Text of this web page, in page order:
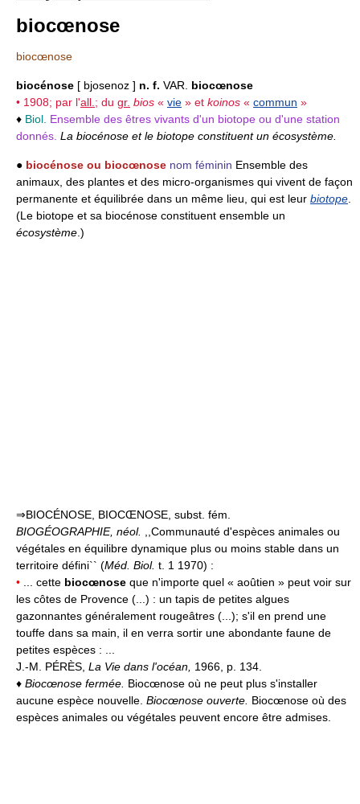
biocœnose
biocœnose
biocénose [ bjosenoz ] n. f. VAR. biocœnose
• 1908; par l'all. ; du gr. bios « vie » et koinos « commun »
♦ Biol. Ensemble des êtres vivants d'un biotope ou d'une station
donnés. La biocénose et le biotope constituent un écosystème.
● biocénose ou biocœnose nom féminin Ensemble des
animaux, des plantes et des micro-organismes qui vivent de façon
permanente et équilibrée dans un même lieu, qui est leur biotope
(Le biotope et sa biocénose constituent ensemble un
écosystème .)
⇒BIOCÉNOSE, BIOCŒNOSE, subst. fém.
BIOGÉOGRAPHIE, néol.
,,Communauté d'espèces animales ou
végétales en équilibre dynamique plus ou moins stable dans un
territoire défini`` (Méd. Biol. t. 1 1970) :
• ... cette biocœnose que n'importe quel « aoûtien » peut voir sur
les côtes de Provence (...) : un tapis de petites algues
gazonnantes généralement rougeâtres (...); s'il en prend une
touffe dans sa main, il en verra sortir une abondante faune de
petites espèces : ...
J.-M. PÉRÈS, La Vie dans l'océan, 1966, p. 134.
♦ Biocœnose fermée. Biocœnose où ne peut plus s'installer
aucune espèce nouvelle. Biocœnose ouverte. Biocœnose où des
espèces animales ou végétales peuvent encore être admises.